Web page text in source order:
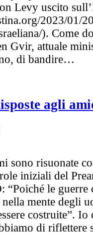
Levy uscito
2023/01/
). Come
Gvir, attuale
di bandire…
agli
sono risuonate
iniziali del
“Poiché le guerre
mente degli
costruite”. Io
di riflettere